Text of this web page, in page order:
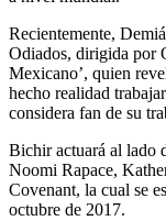
Recientemente,
Odiados, dirigida por
Mexicano’, quien
hecho realidad
considera fan de su
Bichir actuará al lado
Noomi Rapace,
Covenant, la cual se
octubre de 2017.